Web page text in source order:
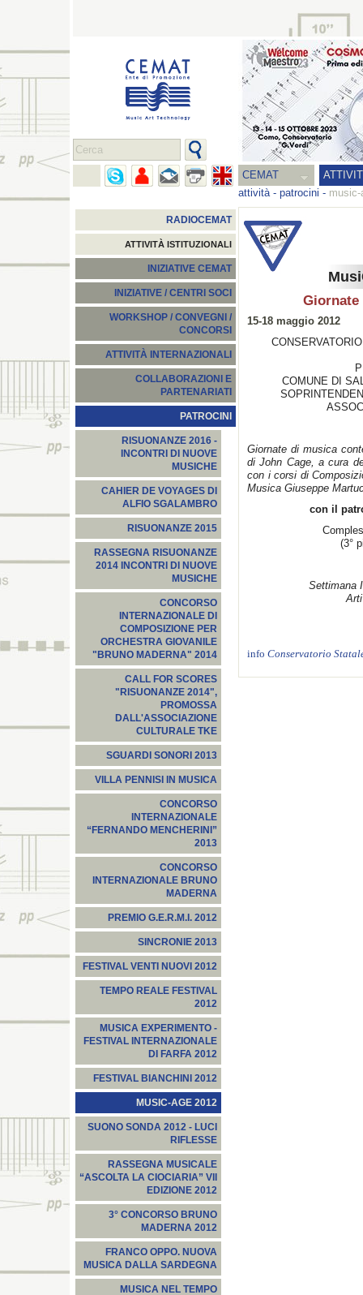
CEMAT
attività- patrocini - music-
RADIOCEMAT
ATTIVITÀ ISTITUZIONALI
INIZIATIVE CEMAT
INIZIATIVE / CENTRI SOCI
WORKSHOP / CONVEGNI /
CONCORSI
ATTIVITÀ INTERNAZIONALI
COLLABORAZIONI E
PARTENARIATI
PATROCINI
RISUONANZE 2016 -
INCONTRI DI NUOVE
MUSICHE
CAHIER DE VOYAGES DI
ALFIO SGALAMBRO
RISUONANZE 2015
RASSEGNA RISUONANZE
2014 INCONTRI DI NUOVE
MUSICHE
CONCORSO
INTERNAZIONALE DI
COMPOSIZIONE PER
ORCHESTRA GIOVANILE
"BRUNO MADERNA" 2014
CALL FOR SCORES
"RISUONANZE 2014",
PROMOSSA
DALL'ASSOCIAZIONE
CULTURALE TKE
SGUARDI SONORI 2013
VILLA PENNISI IN MUSICA
CONCORSO
INTERNAZIONALE
“FERNANDO MENCHERINI”
2013
CONCORSO
INTERNAZIONALE BRUNO
MADERNA
PREMIO G.E.R.M.I. 2012
SINCRONIE 2013
FESTIVAL VENTI NUOVI 2012
TEMPO REALE FESTIVAL
2012
MUSICA EXPERIMENTO -
FESTIVAL INTERNAZIONALE
DI FARFA 2012
FESTIVAL BIANCHINI 2012
MUSIC-AGE 2012
SUONO SONDA 2012 - LUCI
RIFLESSE
RASSEGNA MUSICALE
“ASCOLTA LA CIOCIARIA” VII
EDIZIONE 2012
3° CONCORSO BRUNO
MADERNA 2012
FRANCO OPPO. NUOVA
MUSICA DALLA SARDEGNA
MUSICA NEL TEMPO
Giornate
15-18 maggio 2012
COMUNE DI
Giornate di musica
di John Cage, a cura
con i corsi di
Musica Giuseppe
con il
(3°
Settimana
info Conservatorio